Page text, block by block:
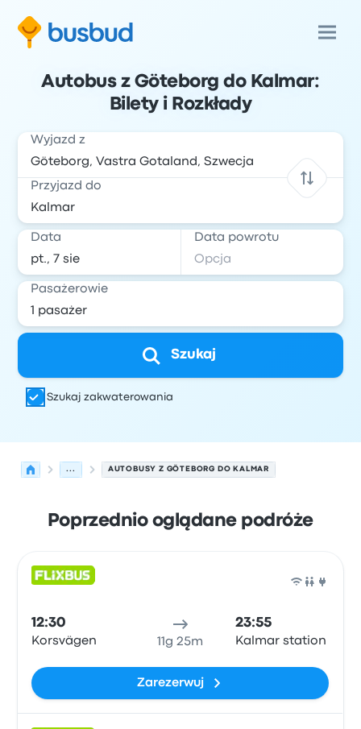
Autobus z Göteborg do Kalmar:
Bilety i Rozkłady
Wyjazd z
Przyjazd do
Data Data powrotu
Pasażerowie
Szukaj
Szukaj zakwaterowania
... AUTOBUSY Z GÖTEBORG DO KALMAR
Poprzednio oglądane podróże
12:30
Korsvägen 11g 25m
23:55
Kalmar station
Zarezerwuj